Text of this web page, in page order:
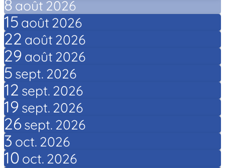
8 août 2026
15 août 2026
22 août 2026
29 août 2026
5 sept. 2026
12 sept. 2026
19 sept. 2026
26 sept. 2026
3 oct. 2026
10 oct. 2026